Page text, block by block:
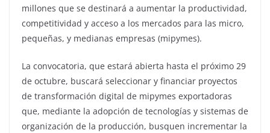
millones que se destinará a aumentar la productividad,
competitividad y acceso a los mercados para las micro,
pequeñas, y medianas empresas (mipymes).
La convocatoria, que estará abierta hasta el próximo 29
de octubre, buscará seleccionar y financiar proyectos
de transformación digital de mipymes exportadoras
que, mediante la adopción de tecnologías y sistemas de
organización de la producción, busquen incrementar la